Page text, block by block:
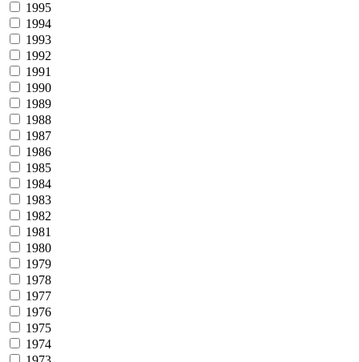
1995
1994
1993
1992
1991
1990
1989
1988
1987
1986
1985
1984
1983
1982
1981
1980
1979
1978
1977
1976
1975
1974